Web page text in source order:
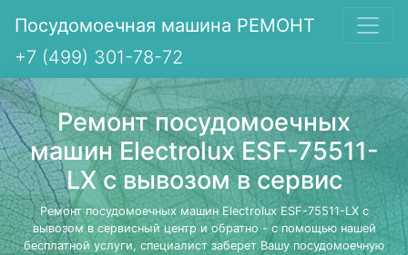
Посудомоечная машина РЕМОНТ
+7 (499) 301-78-72
Ремонт посудомоечных
машин Electrolux ESF-75511-
LX с вывозом в сервис
Ремонт посудомоечных машин Electrolux ESF-75511-LX с
вывозом в сервисный центр и обратно - с помощью нашей
бесплатной услуги, специалист заберет Вашу посудомоечную